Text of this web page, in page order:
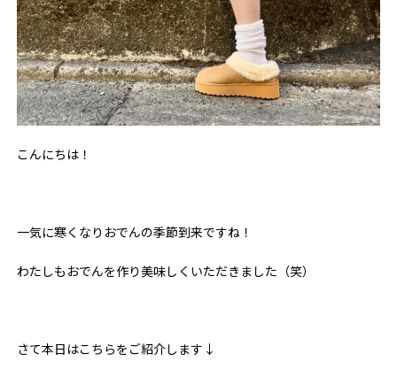
こんにちは！
一気に寒くなりおでんの季節到来ですね！
わたしもおでんを作り美味しくいただきました（笑）
さて本日はこちらをご紹介します↓